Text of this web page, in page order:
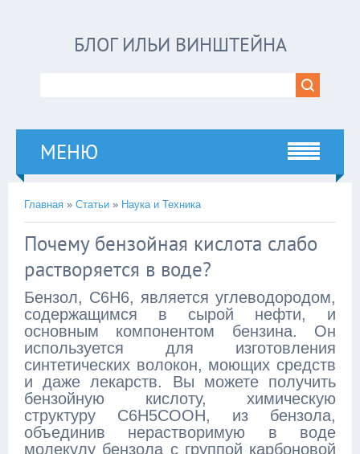
БЛОГ ИЛЬИ ВИНШТЕЙНА
МЕНЮ
Главная » Статьи » Наука и Техника
Почему бензойная кислота слабо
растворяется в воде?
Бензол, C6H6, является углеводородом,
содержащимся в сырой нефти, и
основным компонентом бензина. Он
используется для изготовления
синтетических волокон, моющих средств
и даже лекарств. Вы можете получить
бензойную кислоту, химическую
структуру C6H5COOH, из бензола,
объединив нерастворимую в воде
молекулу бензола с группой карбоновой